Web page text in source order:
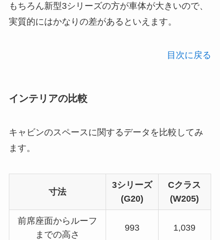
もちろん新型3シリーズの方が車体が大きいので、
実質的にはかなりの差があるといえます。
目次に戻る
インテリアの比較
キャビンのスペースに関するデータを比較してみ
ます。
寸法
3シリーズ
(G20)
Cクラス
(W205)
前席座面からルーフ
までの高さ
993 1,039